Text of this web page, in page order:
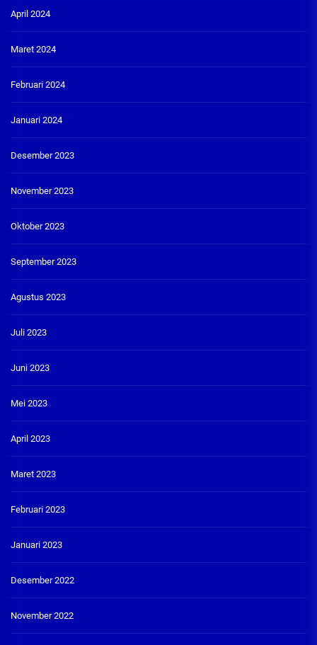
April 2024
Maret 2024
Februari 2024
Januari 2024
Desember 2023
November 2023
Oktober 2023
September 2023
Agustus 2023
Juli 2023
Juni 2023
Mei 2023
April 2023
Maret 2023
Februari 2023
Januari 2023
Desember 2022
November 2022